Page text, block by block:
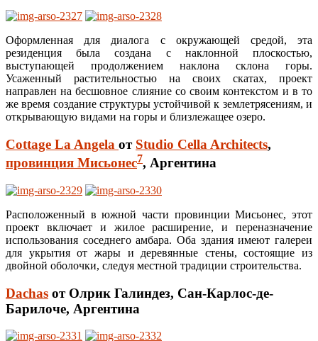
Оформленная для диалога с окружающей средой, эта
резиденция была создана с наклонной плоскостью,
выступающей продолжением наклона склона горы.
Усаженный растительностью на своих скатах, проект
направлен на бесшовное слияние со своим контекстом и в то
же время создание структуры устойчивой к землетрясениям, и
открывающую видами на горы и близлежащее озеро.
Cottage La Angela от Studio Cella Architects,
провинция Мисьонес7, Аргентина
Расположенный в южной части провинции Мисьонес, этот
проект включает и жилое расширение, и переназначение
использования соседнего амбара. Оба здания имеют галереи
для укрытия от жары и деревянные стены, состоящие из
двойной оболочки, следуя местной традиции строительства.
Dachas от Олрик Галиндез, Сан-Карлос-де-
Барилоче, Аргентина